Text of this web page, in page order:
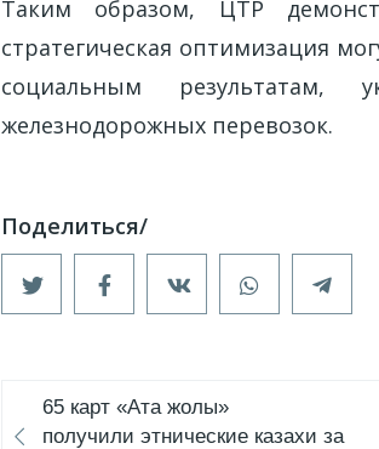
Таким образом, ЦТР
стратегическая оптимизация
социальным результатам,
железнодорожных перевозок.
65 карт «Ата жолы»
получили этнические казахи за